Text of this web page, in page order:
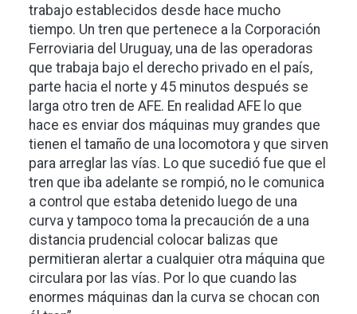
trabajo establecidos desde hace mucho
tiempo. Un tren que pertenece a la Corporación
Ferroviaria del Uruguay, una de las operadoras
que trabaja bajo el derecho privado en el país,
parte hacia el norte y 45 minutos después se
larga otro tren de AFE. En realidad AFE lo que
hace es enviar dos máquinas muy grandes que
tienen el tamaño de una locomotora y que sirven
para arreglar las vías. Lo que sucedió fue que el
tren que iba adelante se rompió, no le comunica
a control que estaba detenido luego de una
curva y tampoco toma la precaución de a una
distancia prudencial colocar balizas que
permitieran alertar a cualquier otra máquina que
circulara por las vías. Por lo que cuando las
enormes máquinas dan la curva se chocan con